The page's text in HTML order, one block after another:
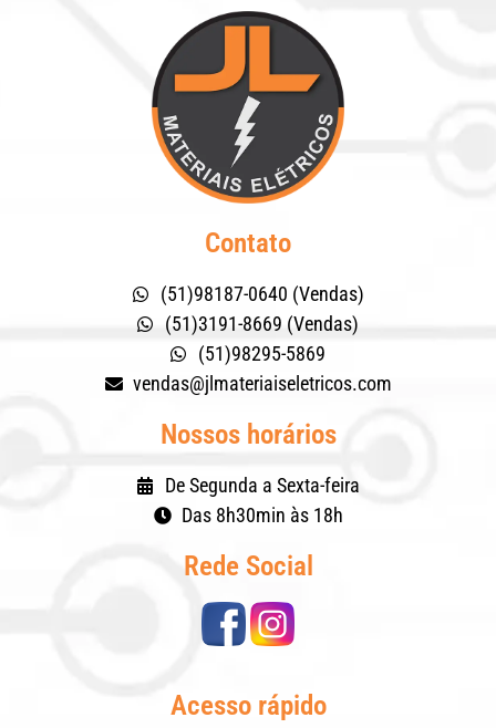
Contato
(51)98187-0640 (Vendas)
(51)3191-8669 (Vendas)
(51)98295-5869
vendas@jlmateriaiseletricos.com
Nossos horários
De Segunda a Sexta-feira
Das 8h30min às 18h
Rede Social
Acesso rápido